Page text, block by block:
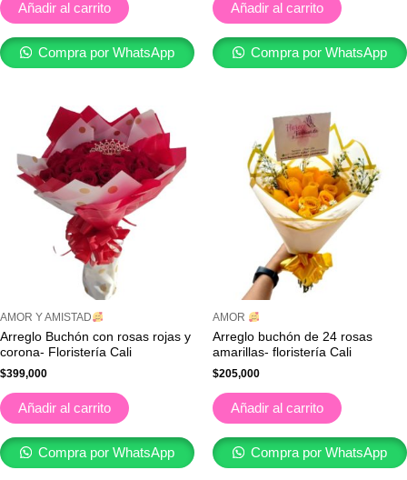
Añadir al carrito
Compra por WhatsApp
Añadir al carrito
Compra por WhatsApp
AMOR Y AMISTAD
Arreglo Buchón con rosas rojas y
corona- Floristería Cali
$399,000
Añadir al carrito
Compra por WhatsApp
AMOR
Arreglo buchón de 24 rosas
amarillas- floristería Cali
$205,000
Añadir al carrito
Compra por WhatsApp